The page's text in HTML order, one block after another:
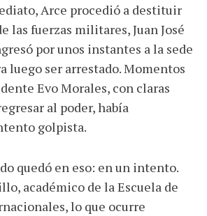
Arce procedió a destituir
las fuerzas militares, Juan José
por unos instantes a la sede
luego ser arrestado. Momentos
Evo Morales, con claras
al poder, había
golpista.
quedó en eso: en un intento.
académico de la Escuela de
lo que ocurre